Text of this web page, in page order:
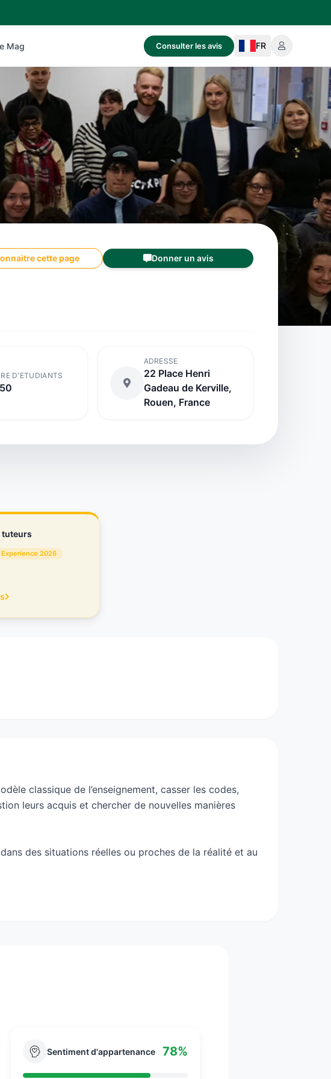
Mag Consulter les avis FR
cette page Donner un avis
D'ETUDIANTS
ADRESSE
22 Place Henri
Gadeau de Kerville,
Rouen, France
tuteurs
2026
titre d’état (RNCP).
professionnalisation ou apprentissage) soit
des applications. Il maîtrise parfaitement les outils,
classique de l’enseignement, casser les codes,
leurs acquis et chercher de nouvelles manières
des situations réelles ou proches de la réalité et au
Sentiment d'appartenance 78%